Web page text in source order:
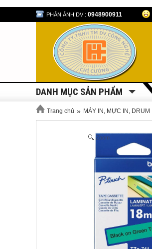
PHẢN ÁNH DV : 0948900911
DANH MỤC SẢN PHẨM
Trang chủ » MÁY IN, MỰC IN, DRUM
Zoom